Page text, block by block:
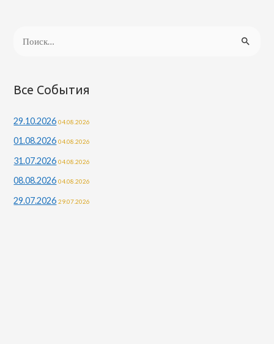
т
:
Все События
29.10.2026 04.08.2026
01.08.2026 04.08.2026
31.07.2026 04.08.2026
08.08.2026 04.08.2026
29.07.2026 29.07.2026